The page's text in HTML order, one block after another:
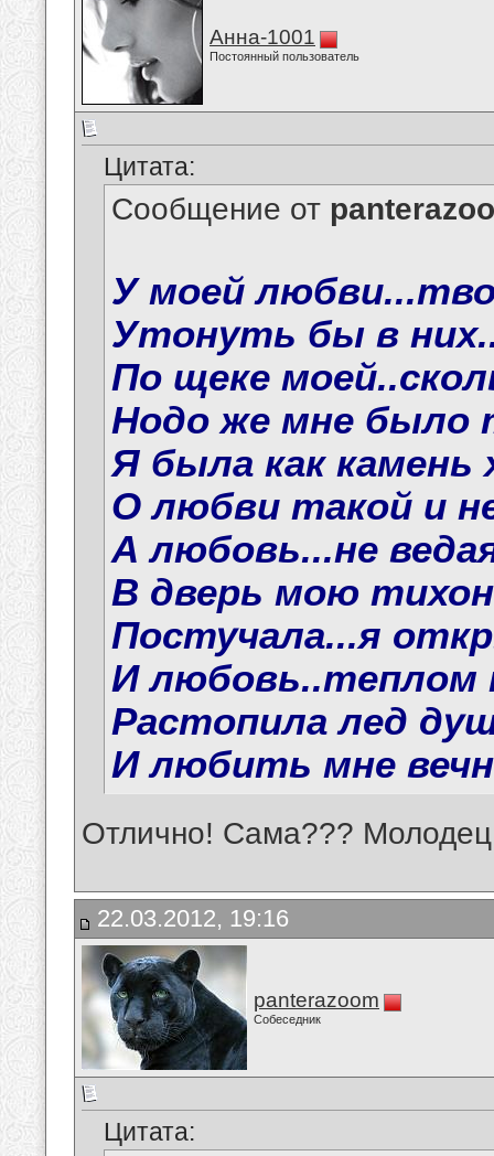
Анна-1001
Постоянный пользователь
Цитата:
Сообщение от
У моей
Утонуть бы в
По щеке
Нодо же мне было
Я была как камень
О любви такой и
А любовь...не
В дверь мою
Постучала...я
И любовь..теплом
Растопила лед
И любить мне
Отлично! Сама???
22.03.2012, 19:16
panterazoom
Собеседник
Цитата: